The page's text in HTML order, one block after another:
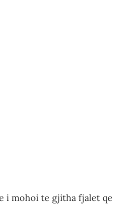
i mohoi te gjitha fjalet qe